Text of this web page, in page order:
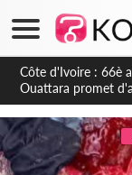
Côte d'Ivoire : À
ivoirien et veut s'en
de la Guinée